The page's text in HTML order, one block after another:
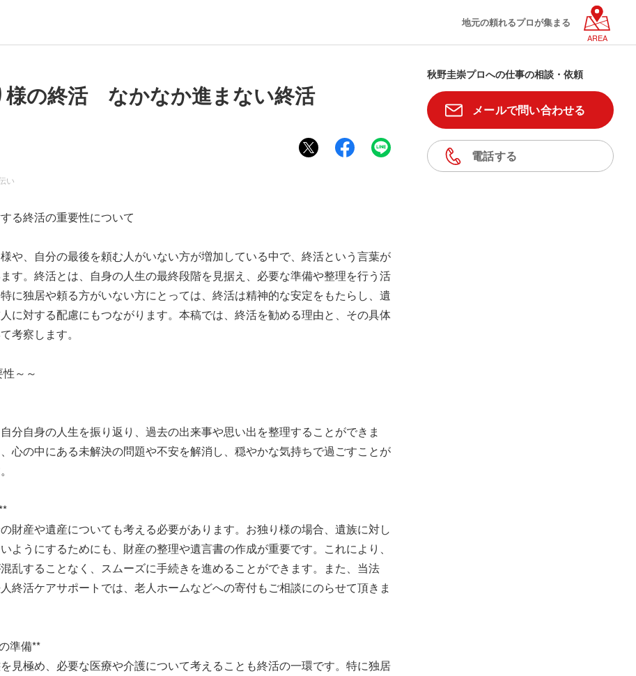
地元の頼れるプロが集まる
AREA
様の終活 なかなか進まない終活
い
る終活の重要性について
や、自分の最後を頼む人がいない方が増加している中で、終活という言葉が
す。終活とは、自身の人生の最終段階を見据え、必要な準備や整理を行う活
に独居や頼る方がいない方にとっては、終活は精神的な安定をもたらし、遺
に対する配慮にもつながります。本稿では、終活を勧める理由と、その具体
考察します。
性～～
分自身の人生を振り返り、過去の出来事や思い出を整理することができま
心の中にある未解決の問題や不安を解消し、穏やかな気持ちで過ごすことが
財産や遺産についても考える必要があります。お独り様の場合、遺族に対し
ようにするためにも、財産の整理や遺言書の作成が重要です。これにより、
乱することなく、スムーズに手続きを進めることができます。また、当法
終活ケアサポートでは、老人ホームなどへの寄付もご相談にのらせて頂きま
準備**
見極め、必要な医療や介護について考えることも終活の一環です。特に独居
秋野圭崇プロへの仕事の相談・依頼
メールで問い合わせる
電話する